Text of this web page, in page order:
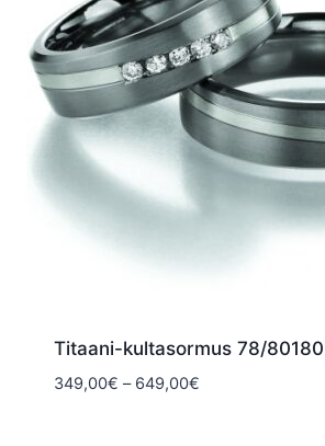
Titaani-kultasormus 78/
349,00€ – 649,00€Hintaluokka: